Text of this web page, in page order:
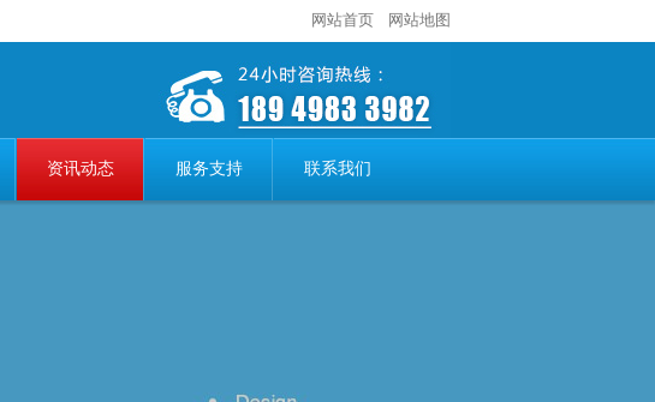
网站首页 网站地图
资讯动态 服务支持 联系我们